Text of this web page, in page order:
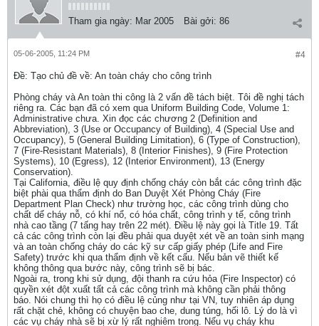
Tham gia ngày: Mar 2005 Bài gởi: 86
#4
05-06-2005, 11:24 PM
Ðề: Tạo chủ đề về: An toàn cháy cho công trình
Phòng cháy và An toàn thi công là 2 vấn đề tách biệt. Tôi đề nghị tách
riêng ra. Các bạn đã có xem qua Uniform Building Code, Volume 1:
Administrative chưa. Xin đọc các chương 2 (Definition and
Abbreviation), 3 (Use or Occupancy of Building), 4 (Special Use and
Occupancy), 5 (General Building Limitation), 6 (Type of Construction),
7 (Fire-Resistant Materials), 8 (Interior Finishes), 9 (Fire Protection
Systems), 10 (Egress), 12 (Interior Environment), 13 (Energy
Conservation).
Tại California, điều lệ quy định chống cháy còn bắt các công trình đặc
biệt phài qua thẩm định do Ban Duyệt Xét Phòng Cháy (Fire
Department Plan Check) như trường học, các công trình dùng cho
chất dể cháy nỗ, có khí nổ, có hóa chất, công trình y tế, công trình
nhà cao tầng (7 tấng hay trên 22 mét). Điều lệ này gọi là Title 19. Tất
cả các công trình còn lại đều phải qua duyệt xét về an toàn sinh mạng
và an toàn chống cháy do các kỹ sư cấp giấy phép (Life and Fire
Safety) trước khi qua thẩm định về kết cấu. Nếu bản vẽ thiết kế
không thông qua bước này, công trình sẽ bị bác.
Ngoài ra, trong khi sử dụng, đội thanh ra cứu hỏa (Fire Inspector) có
quyền xét đột xuất tất cả các công trình mà không cần phải thông
báo. Nói chung thì họ có điều lệ củng như tại VN, tuy nhiên áp dụng
rất chặt chẻ, không có chuyện bao che, dung túng, hối lô. Lý do là vì
các vụ cháy nhà sẽ bị xừ lý rất nghiêm trong. Nếu vụ cháy khu